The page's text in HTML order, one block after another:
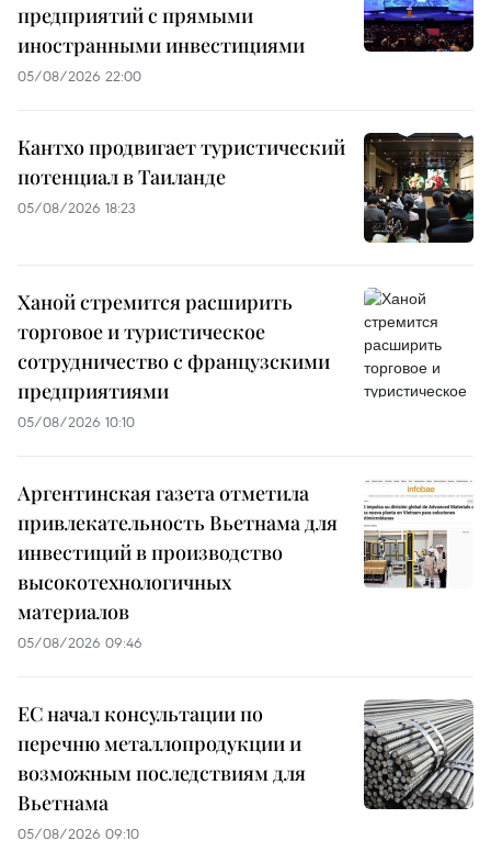
предприятий с прямыми
иностранными инвестициями
05/08/2026 22:00
Кантхо продвигает туристический
потенциал в Таиланде
05/08/2026 18:23
Ханой стремится расширить
торговое и туристическое
сотрудничество с французскими
предприятиями
05/08/2026 10:10
Аргентинская газета отметила
привлекательность Вьетнама для
инвестиций в производство
высокотехнологичных
материалов
05/08/2026 09:46
ЕС начал консультации по
перечню металлопродукции и
возможным последствиям для
Вьетнама
05/08/2026 09:10